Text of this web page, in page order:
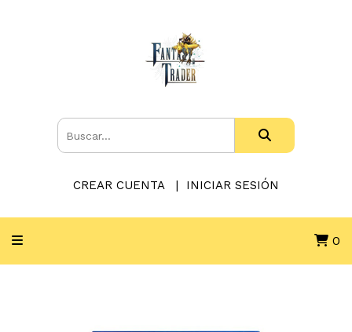
CREAR CUENTA INICIAR SESIÓN
0